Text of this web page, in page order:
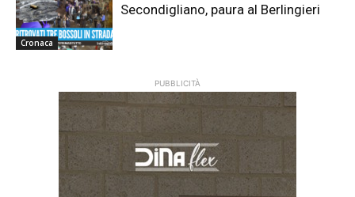
Cronaca
Secondigliano, paura al Berlingieri
PUBBLICITÀ